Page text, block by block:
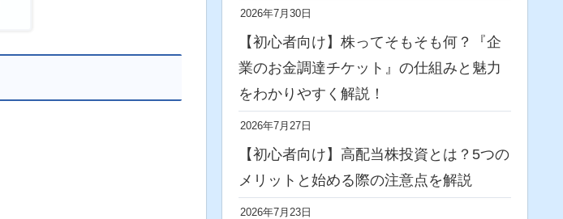
2026年7月30日
【初心者向け】株ってそもそも何？『企
業のお金調達チケット』の仕組みと魅力
をわかりやすく解説！
2026年7月27日
【初心者向け】高配当株投資とは？5つの
メリットと始める際の注意点を解説
2026年7月23日